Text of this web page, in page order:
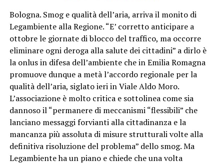
Bologna. Smog e qualità dell’aria, arriva il monito di
Legambiente alla Regione. “E’ corretto anticipare a
ottobre le giornate di blocco del traffico, ma occorre
eliminare ogni deroga alla salute dei cittadini” a dirlo è
la onlus in difesa dell’ambiente che in Emilia Romagna
promuove dunque a metà l’accordo regionale per la
qualità dell’aria, siglato ieri in Viale Aldo Moro.
L’associazione è molto critica e sottolinea come sia
dannoso il “permanere di meccanismi “flessibili” che
lanciano messaggi forvianti alla cittadinanza e la
mancanza più assoluta di misure strutturali volte alla
definitiva risoluzione del problema” dello smog. Ma
Legambiente ha un piano e chiede che una volta